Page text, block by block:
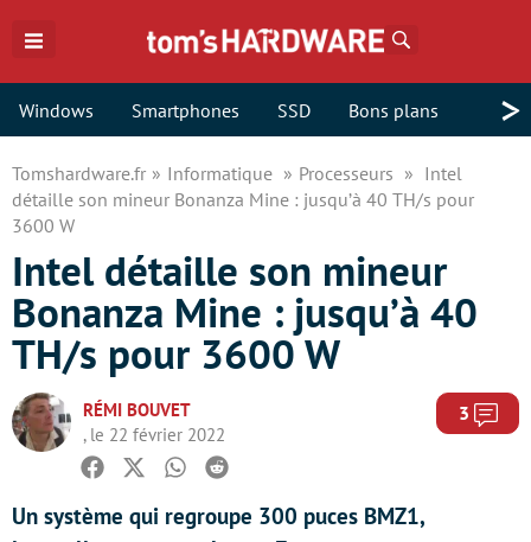
Windows Smartphones SSD Bons plans >
Tomshardware.fr Informatique Processeurs
Intel
détaille son mineur Bonanza Mine : jusqu’à 40 TH/s pour
3600 W
Intel détaille son mineur
Bonanza Mine : jusqu’à 40
TH/s pour 3600 W
RÉMI BOUVET
, le 22 février 2022
3
Facebook
TwitterWhatsapp
Reddit
Un système qui regroupe 300 puces BMZ1,